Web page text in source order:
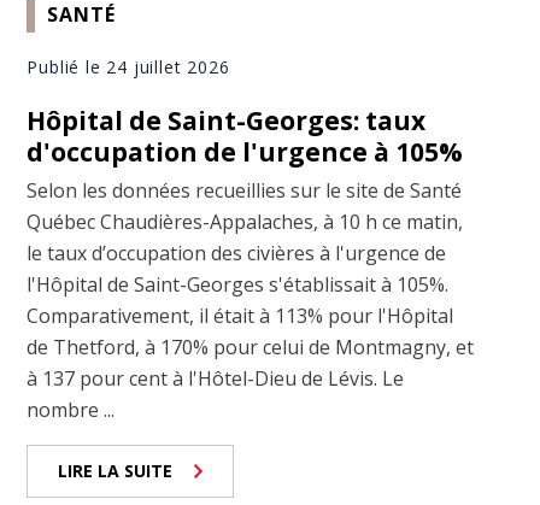
SANTÉ
Publié le 24 juillet 2026
Hôpital de Saint-Georges: taux
d'occupation de l'urgence à 105%
Selon les données recueillies sur le site de Santé
Québec Chaudières-Appalaches, à 10 h ce matin,
le taux d’occupation des civières à l'urgence de
l'Hôpital de Saint-Georges s'établissait à 105%.
Comparativement, il était à 113% pour l'Hôpital
de Thetford, à 170% pour celui de Montmagny, et
à 137 pour cent à l'Hôtel-Dieu de Lévis. Le
nombre ...
LIRE LA SUITE